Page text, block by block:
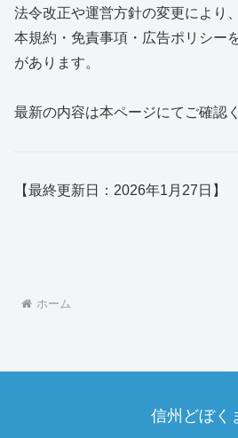
法令改正や運営方針の変更により、
本規約・免責事項・広告ポリシー
があります。
最新の内容は本ページにてご確認
【最終更新日：2026年1月27日】
ホーム
信州どぼく